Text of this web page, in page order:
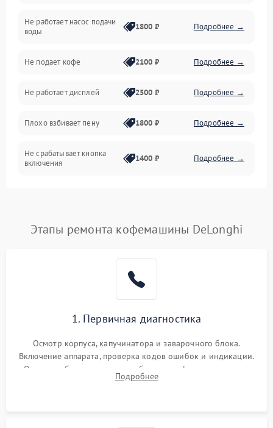
Проблемы с водой
Проблемы с капучинатором и паром
Управление и электроника
Программное обеспечение
Не работает насос подачи
воды
1800 ₽ Подробнее →
Не подает кофе 2100 ₽ Подробнее →
Не работает дисплей 2500 ₽ Подробнее →
Плохо взбивает пену 1800 ₽ Подробнее →
Не срабатывает кнопка
включения
1400 ₽ Подробнее →
Постоянные сбои в работе Подробнее →
Этапы ремонта кофемашины DeLonghi
1. Первичная диагностика
Осмотр корпуса, капучинатора и заварочного блока.
Включение аппарата, проверка кодов ошибок и индикации.
Оценка работы помпы, термоблока и кофемолки на слух.
Измерение температуры и давления воды для выявления
Подробнее